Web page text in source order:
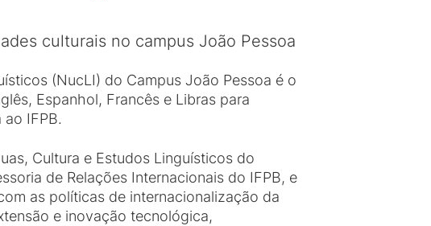
culturais no campus João Pessoa
(NucLI) do Campus João Pessoa é o
Espanhol, Francês e Libras para
IFPB.
Cultura e Estudos Linguísticos do
de Relações Internacionais do IFPB, e
as políticas de internacionalização da
e inovação tecnológica,